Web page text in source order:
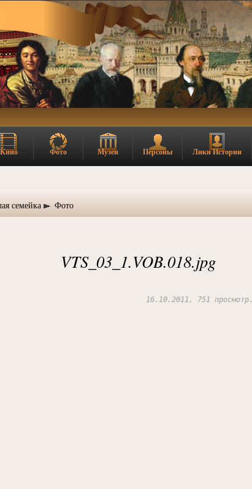
Кино Фото Музеи Персоны Лики Истории
семейка Фото
VTS_03_1.VOB.018.jpg
16.10.2011, 751 просмотр.